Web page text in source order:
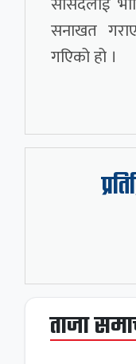
सनाखत
गएिको हो ।
ताजा